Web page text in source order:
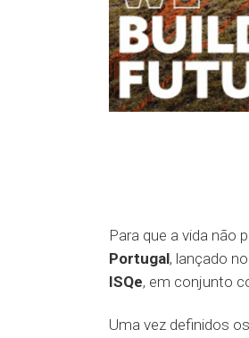
Para que a vida não
Portugal, lançado
ISQe, em conjunto
Uma vez definidos